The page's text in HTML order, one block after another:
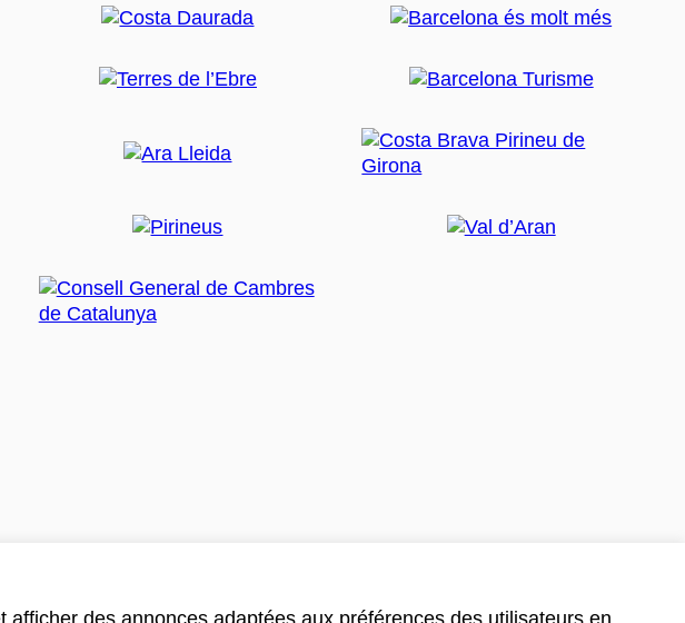
des annonces adaptées aux préférences des utilisateurs en